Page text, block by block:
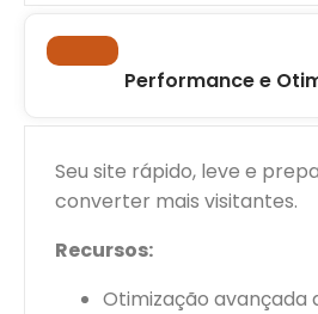
Performance e
Seu site rápido, leve e
converter mais visitantes.
Recursos:
Otimização